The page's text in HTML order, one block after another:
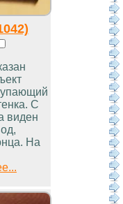
С
виден
На